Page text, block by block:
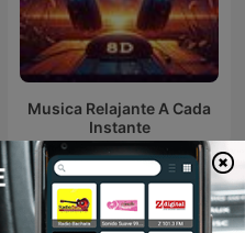
Musica Relajante A Cada
Instante